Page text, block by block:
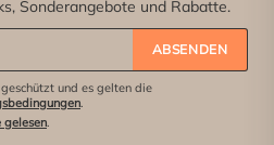
Sonderangebote und Rabatte.
ABSENDEN
und es gelten die
.
gelesen.